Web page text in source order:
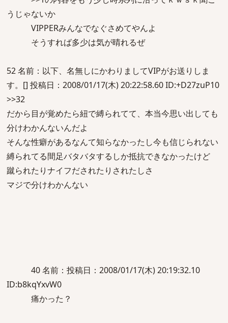
うじゃないか
VIPPERみんなでなぐさめてやんよ
そうすれば多少は気が晴れるぜ
52 名前：以下、名無しにかわりましてVIPがお送りしま
す。[] 投稿日：2008/01/17(木) 20:22:58.60 ID:+D27zuP10
>>32
だから目が覚めたら紐で縛られてて、本当今思い出しても
分けわかんないんだよ
そんな性癖があるなんて知らなかったし今も信じられない
縛られてる間足バタバタするしか抵抗できなかったけど
蹴られたりナイフだされたりされたしさ
マジで分けわかんない
40 名前：投稿日：2008/01/17(木) 20:19:32.10
ID:b8kqYxvW0
痛かった？